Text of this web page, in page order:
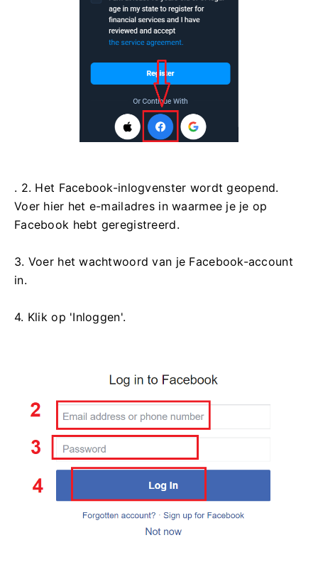
. 2. Het Facebook-inlogvenster wordt geopend.
Voer hier het e-mailadres in waarmee je je op
Facebook hebt geregistreerd.
3. Voer het wachtwoord van je Facebook-account
in.
4. Klik op 'Inloggen'.